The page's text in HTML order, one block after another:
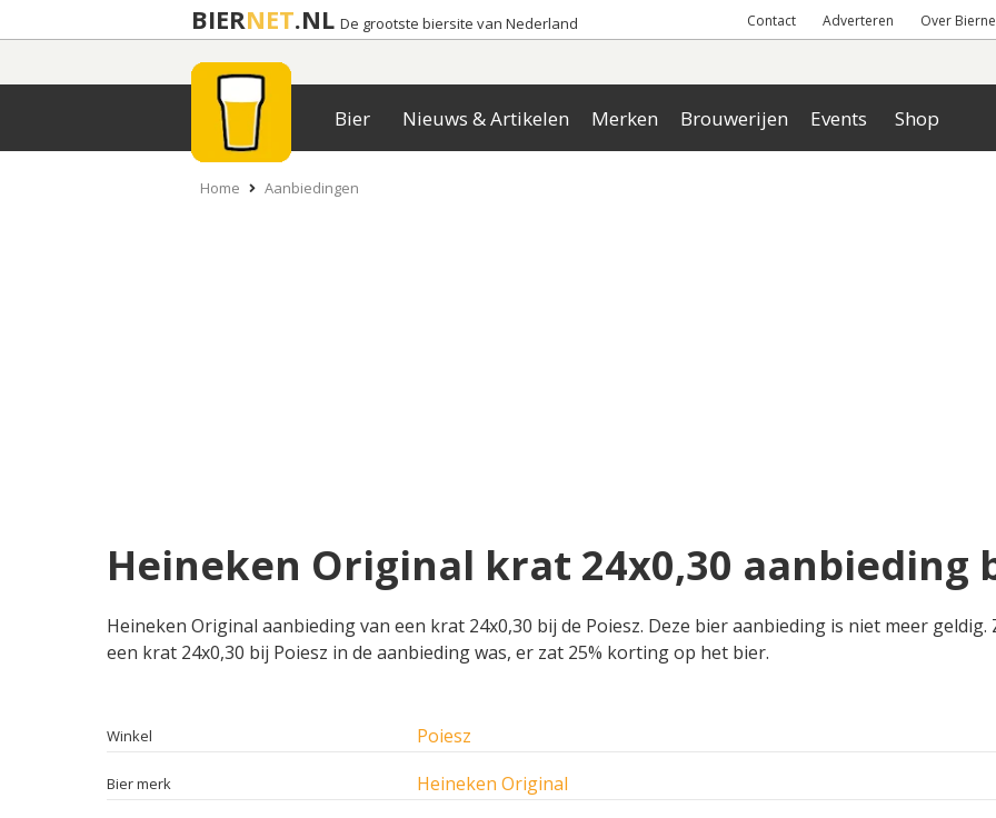
BIERNET.NL De grootste biersite van Nederland Contact Adverteren Over
Bier Nieuws & Artikelen Merken Brouwerijen Events Shop
Home Aanbiedingen
Heineken Original krat 24x0,30 aanbieding
Heineken Original aanbieding van een krat 24x0,30 bij de Poiesz. Deze bier aanbieding is niet meer
een krat 24x0,30 bij Poiesz in de aanbieding was, er zat 25% korting op het bier.
Winkel Poiesz
Bier merk Heineken Original